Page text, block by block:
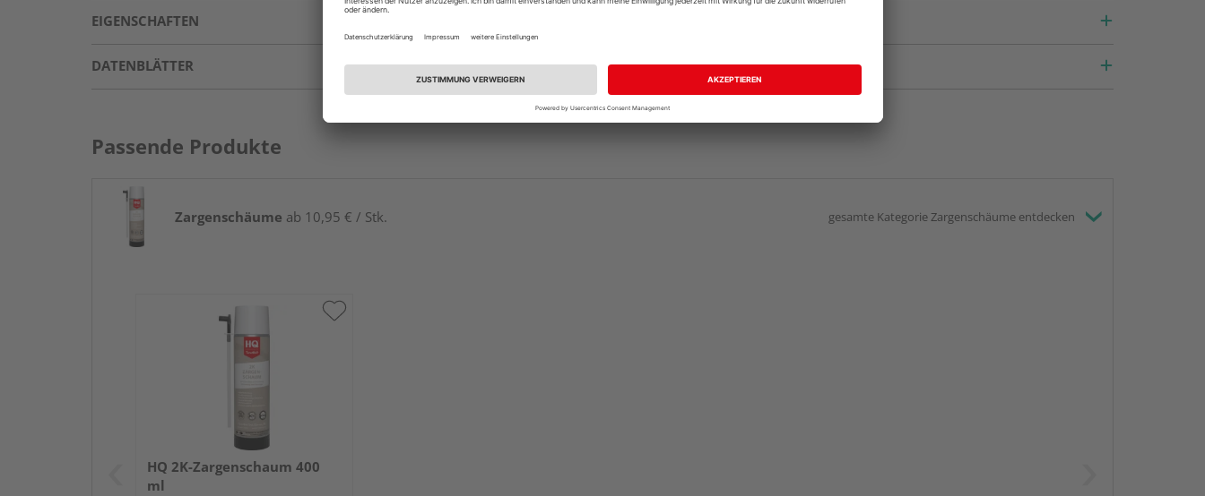
EIGENSCHAFTEN
DATENBLÄTTER
Passende Produkte
Zargenschäume ab 10,95 € / Stk. gesamte Kategorie Zargenschäume entdecken
HQ 2K-Zargenschaum 400
ml